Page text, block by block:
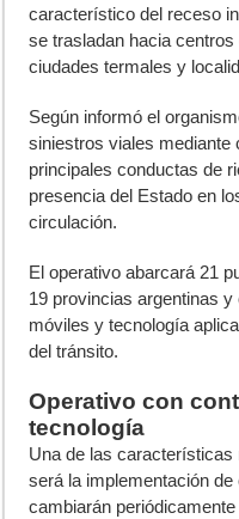
característico del receso
se trasladan hacia
ciudades termales y
Según informó el
siniestros viales mediante
principales conductas de
presencia del Estado en
circulación.
El operativo abarcará 21
19 provincias argentinas
móviles y tecnología
del tránsito.
Operativo con
tecnología
Una de las
será la implementación
cambiarán